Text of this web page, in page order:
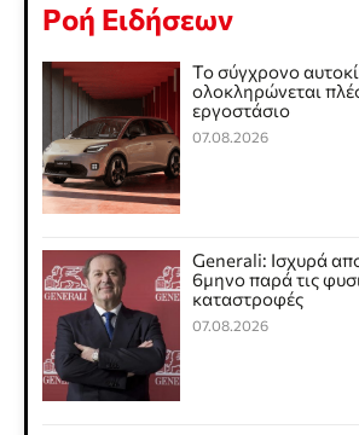
Ροή Ειδήσεων
Το σύγχρονο
ολοκληρώνεται
εργοστάσιο
07.08.2026
Generali: Ισχυρά
6μηνο παρά τις
καταστροφές
07.08.2026